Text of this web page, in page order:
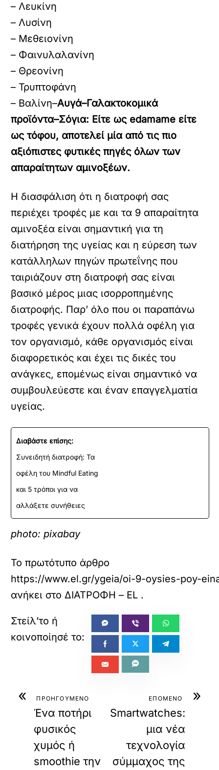
– Λευκίνη
– Λυσίνη
– Μεθειονίνη
– Φαινυλαλανίνη
– Θρεονίνη
– Τρυπτοφάνη
– Βαλίνη–Αυγά–Γαλακτοκομικά
προϊόντα–Σόγια: Είτε ως edamame είτε
ως τόφου, αποτελεί μία από τις πιο
αξιόπιστες φυτικές πηγές όλων των
απαραίτητων αμινοξέων.
Η διασφάλιση ότι η διατροφή σας
περιέχει τροφές με και τα 9 απαραίτητα
αμινοξέα είναι σημαντική για τη
διατήρηση της υγείας και η εύρεση των
κατάλληλων πηγών πρωτεΐνης που
ταιριάζουν στη διατροφή σας είναι
βασικό μέρος μιας ισορροπημένης
διατροφής. Παρ’ όλο που οι παραπάνω
τροφές γενικά έχουν πολλά οφέλη για
τον οργανισμό, κάθε οργανισμός είναι
διαφορετικός και έχει τις δικές του
ανάγκες, επομένως είναι σημαντικό να
συμβουλεύεστε και έναν επαγγελματία
υγείας.
Διαβάστε επίσης:
Συνειδητή διατροφή: Τα
οφέλη του Mindful Eating
και 5 τρόποι για να
αλλάξετε συνήθειες
photo: pixabay
Το πρωτότυπο άρθρο
https://www.el.gr/ygeia/oi-9-oysies-poy-
ανήκει στοΔΙΑΤΡΟΦΗ – EL .
« ΠΡΟΗΓΟΥΜΕΝΟ
Ένα ποτήρι
φυσικός
χυμός ή
smoothie την
»
ΕΠΟΜΕΝΟ
Smartwatches:
μια νέα
τεχνολογία
σύμμαχος της